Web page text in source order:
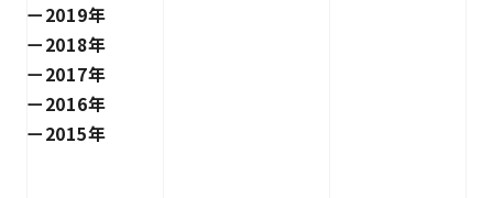
2019年
2018年
2017年
2016年
2015年